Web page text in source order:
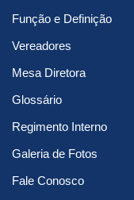
Função e Definição
Vereadores
Mesa Diretora
Glossário
Regimento Interno
Galeria de Fotos
Fale Conosco